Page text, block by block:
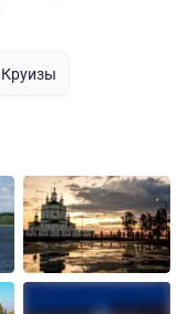
Круизы